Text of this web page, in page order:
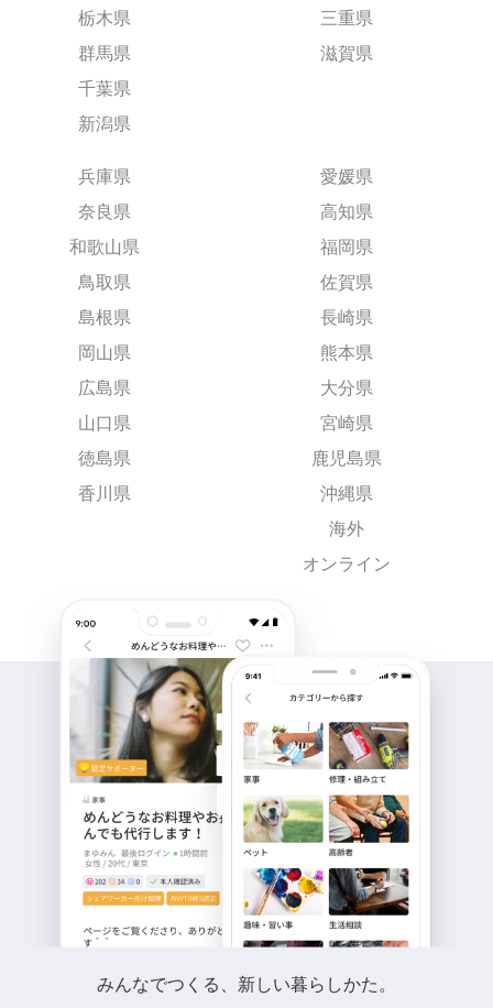
栃木県
群馬県
千葉県
新潟県
三重県
滋賀県
兵庫県
奈良県
和歌山県
鳥取県
島根県
岡山県
広島県
山口県
徳島県
香川県
愛媛県
高知県
福岡県
佐賀県
長崎県
熊本県
大分県
宮崎県
鹿児島県
沖縄県
海外
オンライン
みんなでつくる、新しい暮らしかた。